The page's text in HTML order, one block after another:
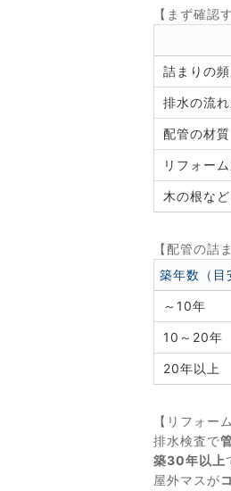
【まず確認
詰まりの
排水の流
配管の材質
リフォー
木の根な
【配管の詰
築年数（目
～10年
10～20年
20年以上
【リフォー
排水検査で
築30年以上
屋外マスが